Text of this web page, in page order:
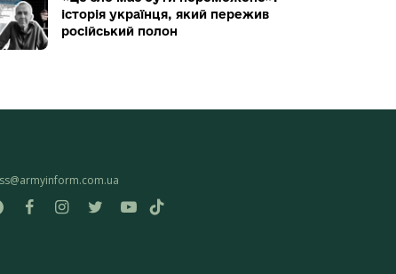
історія українця, який пережив
російський полон